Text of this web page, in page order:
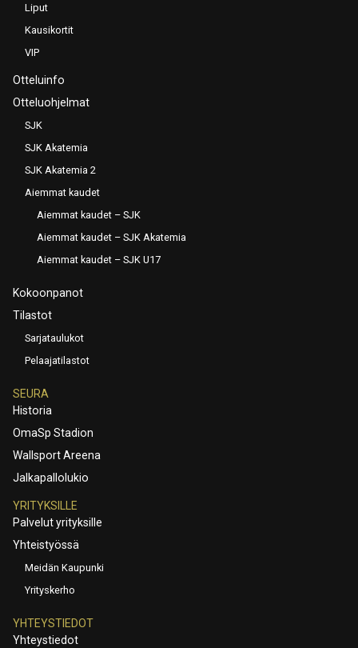
Liput
Kausikortit
VIP
Otteluinfo
Otteluohjelmat
SJK
SJK Akatemia
SJK Akatemia 2
Aiemmat kaudet
Aiemmat kaudet – SJK
Aiemmat kaudet – SJK Akatemia
Aiemmat kaudet – SJK U17
Kokoonpanot
Tilastot
Sarjataulukot
Pelaajatilastot
SEURA
Historia
OmaSp Stadion
Wallsport Areena
Jalkapallolukio
YRITYKSILLE
Palvelut yrityksille
Yhteistyössä
Meidän Kaupunki
Yrityskerho
YHTEYSTIEDOT
Yhteystiedot